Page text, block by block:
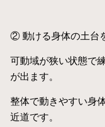
② 動ける身体の土台
可動域が狭い状態で
が出ます。
整体で動きやすい身
近道です。